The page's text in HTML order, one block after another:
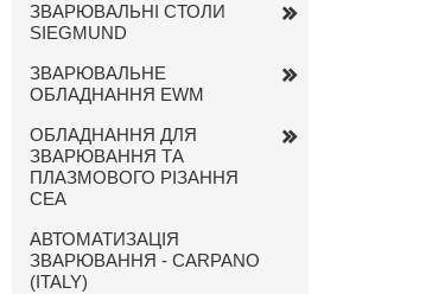
ЗВАРЮВАЛЬНІ СТОЛИ
SIEGMUND
ЗВАРЮВАЛЬНЕ
ОБЛАДНАННЯ EWM
ОБЛАДНАННЯ ДЛЯ
ЗВАРЮВАННЯ ТА
ПЛАЗМОВОГО РІЗАННЯ
CEA
АВТОМАТИЗАЦІЯ
ЗВАРЮВАННЯ - CARPANO
(ITALY)